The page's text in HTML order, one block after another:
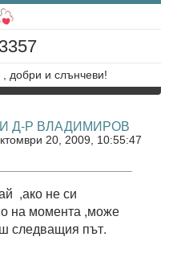
3357
добри и слънчеви!
Д-Р ВЛАДИМИРОВ
20, 2009, 10:55:47
,ако не си
на момента ,може
следващия път.